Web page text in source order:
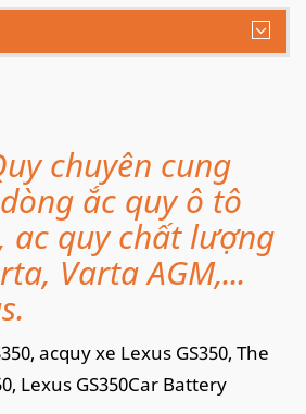
chuyên cung
ắc quy ô tô
ac quy chất lượng
Varta AGM,...
acquy xe Lexus GS350, The
Lexus GS350Car Battery